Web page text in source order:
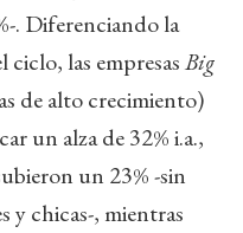
. Diferenciando la
las empresasBig
de alto crecimiento)
un alza de 32% i.a.,
un 23% -sin
y chicas-, mientras